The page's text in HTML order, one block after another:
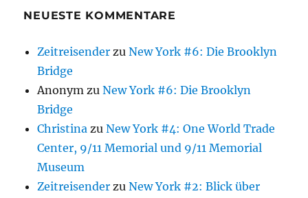
NEUESTE KOMMENTARE
Zeitreisender zuNew York #6: Die Brooklyn
Bridge
Anonym zuNew York #6: Die Brooklyn
Bridge
Christina zuNew York #4: One World Trade
Center, 9/11 Memorial und 9/11 Memorial
Museum
Zeitreisender zuNew York #2: Blick über